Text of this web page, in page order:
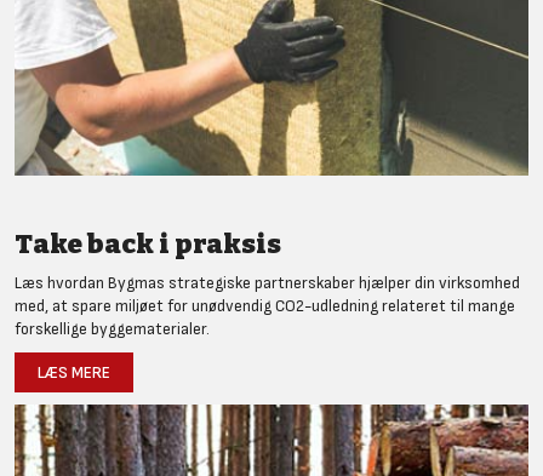
Take back i praksis
Læs hvordan Bygmas strategiske partnerskaber hjælper din virksomhed
med, at spare miljøet for unødvendig CO2-udledning relateret til mange
forskellige byggematerialer.
LÆS MERE